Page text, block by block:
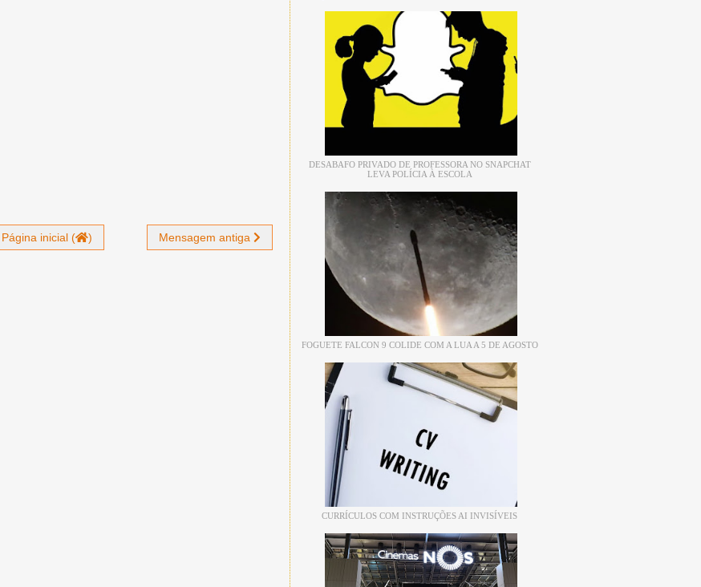
Mensagem antiga
Página inicial ( )
DESABAFO PRIVADO DE PROFESSORA NO SNAPCHAT
LEVA POLÍCIA À ESCOLA
FOGUETE FALCON 9 COLIDE COM A LUA A 5 DE AGOSTO
CURRÍCULOS COM INSTRUÇÕES AI INVISÍVEIS